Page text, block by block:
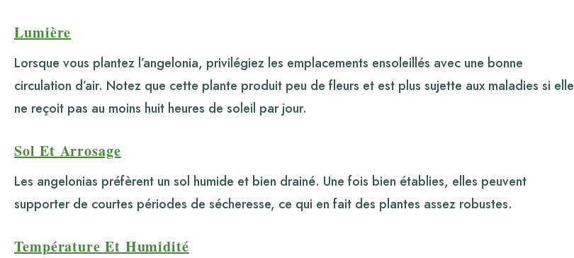
Lumière
Lorsque vous plantez l’angelonia, privilégiez les emplacements ensoleillés avec une bonne
circulation d’air. Notez que cette plante produit peu de fleurs et est plus sujette aux maladies si elle
ne reçoit pas au moins huit heures de soleil par jour.
Sol Et Arrosage
Les angelonias préfèrent un sol humide et bien drainé. Une fois bien établies, elles peuvent
supporter de courtes périodes de sécheresse, ce qui en fait des plantes assez robustes.
Température Et Humidité